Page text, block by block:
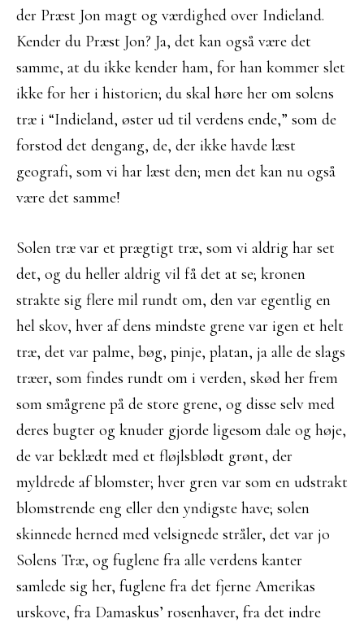
der Præst Jon magt og værdighed over Indieland.
Kender du Præst Jon? Ja, det kan også være det
samme, at du ikke kender ham, for han kommer slet
ikke for her i historien; du skal høre her om solens
træ i “Indieland, øster ud til verdens ende,” som de
forstod det dengang, de, der ikke havde læst
geografi, som vi har læst den; men det kan nu også
være det samme!
Solen træ var et prægtigt træ, som vi aldrig har set
det, og du heller aldrig vil få det at se; kronen
strakte sig flere mil rundt om, den var egentlig en
hel skov, hver af dens mindste grene var igen et helt
træ, det var palme, bøg, pinje, platan, ja alle de slags
træer, som findes rundt om i verden, skød her frem
som smågrene på de store grene, og disse selv med
deres bugter og knuder gjorde ligesom dale og høje,
de var beklædt med et fløjlsblødt grønt, der
myldrede af blomster; hver gren var som en udstrakt
blomstrende eng eller den yndigste have; solen
skinnede herned med velsignede stråler, det var jo
Solens Træ, og fuglene fra alle verdens kanter
samlede sig her, fuglene fra det fjerne Amerikas
urskove, fra Damaskus’ rosenhaver, fra det indre